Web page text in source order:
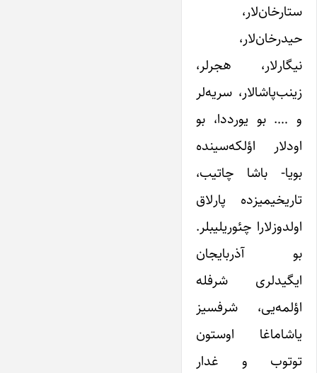
ستارخان‌لار،
حیدرخان‌لار،
نیگارلار، هجرلر،
زینب‌پاشالار، سریه‌لر
و …. بو یورددا، بو
اودلار اؤلکه‌سینده
بویا- باشا چاتیب،
تاریخیمیزده پارلاق
اولدوزلارا چئوریلیبلر.
بو آذربایجان
ایگیدلری شرفله
اؤلمه‌یی، شرفسیز
یاشاماغا اوستون
توتوب و غدار